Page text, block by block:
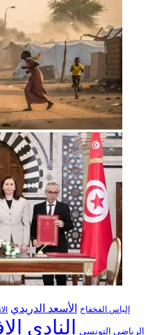
إلياس الفخفاخ الأسعد الدريدي
الرياضي التونسي النادي